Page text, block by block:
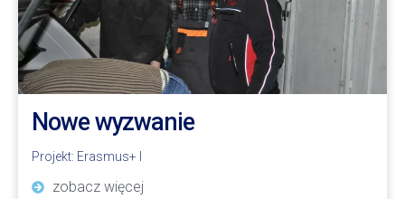
Nowe wyzwanie
Projekt: Erasmus+ I
zobacz więcej